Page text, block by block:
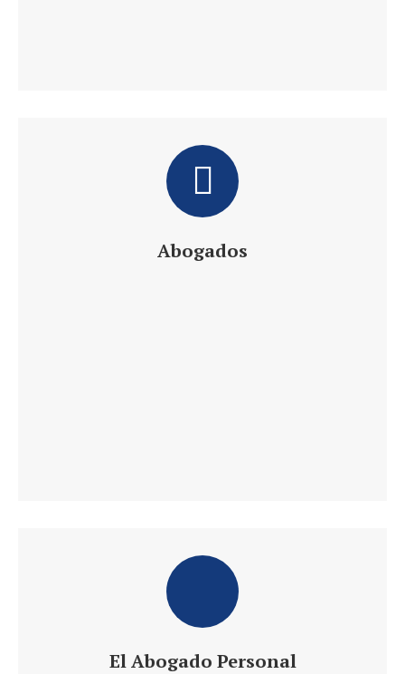
Abogados
El Abogado Personal